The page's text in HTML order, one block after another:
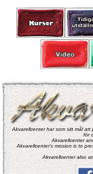
Akvarellcenter har som sitt mål
för
Akvarellcenter
Akvarellcenter's mission is to
Akvarellcenter also